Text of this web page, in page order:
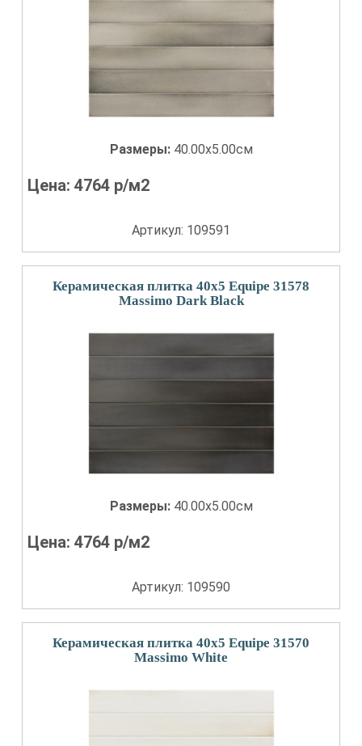
Размеры: 40.00x5.00см
Цена:4764 р/м2
Артикул: 109591
Керамическая плитка 40x5 Equipe 31578
Massimo Dark Black
Размеры: 40.00x5.00см
Цена:4764 р/м2
Артикул: 109590
Керамическая плитка 40x5 Equipe 31570
Massimo White